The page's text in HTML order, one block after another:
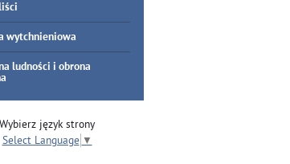
wytchnieniowa
ludności i obrona
Wybierz język strony
Select Language ▼